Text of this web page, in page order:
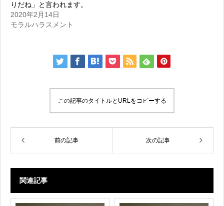
りだね」と言われます。
2020年2月14日
モラルハラスメント
この記事のタイトルとURLをコピーする
前の記事 次の記事
関連記事